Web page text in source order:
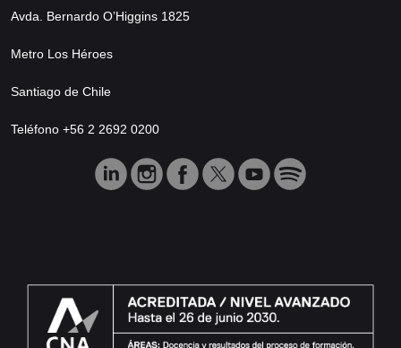
Avda. Bernardo O’Higgins 1825
Metro Los Héroes
Santiago de Chile
Teléfono +56 2 2692 0200